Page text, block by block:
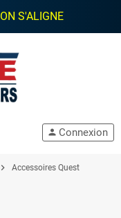
ON S'ALIGNE
person Connexion
chevron_right Accessoires Quest